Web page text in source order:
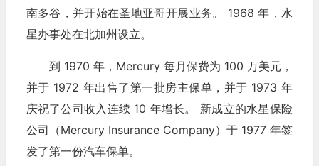
南多谷，并开始在圣地亚哥开展业务。 1968 年，水
星办事处在北加州设立。
到 1970 年，Mercury 每月保费为 100 万美元，
并于 1972 年出售了第一批房主保单，并于 1973 年
庆祝了公司收入连续 10 年增长。 新成立的水星保险
公司（Mercury Insurance Company）于 1977 年签
发了第一份汽车保单。